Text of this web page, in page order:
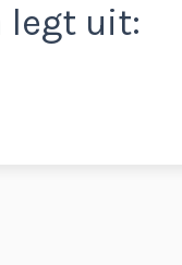
legt uit: